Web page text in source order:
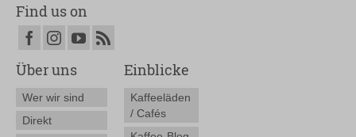
Find us on
Über uns
Wer wir sind
Direkt
Einblicke
Kaffeeläden
/ Cafés